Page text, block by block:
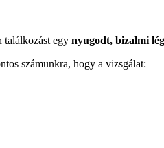
találkozást egy nyugodt, bizalmi
számunkra, hogy a vizsgálat: